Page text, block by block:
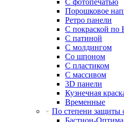
С фотопечатью
Порошковое
Ретро панели
С покраской по
С патиной
С молдингом
Со шпоном
С пластиком
С массивом
3D панели
Кузнечная
Временные
По степени защиты
Бастион-Оптима